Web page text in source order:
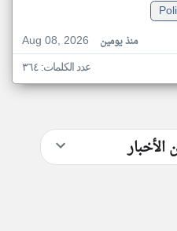
Aug 08, 2026
منذ يومين
عدد الكلمات: ٣٦٤
الأخبار